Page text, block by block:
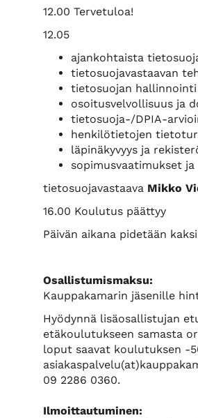
12.00 Tervetuloa!
12.05
ajankohtaista
tietosuojavastaavan
tietosuojan hallinnointi
osoitusvelvollisuus ja
tietosuoja-/DPIA-
henkilötietojen
läpinäkyvyys ja
sopimusvaatimukset
tietosuojavastaava Mikko
16.00 Koulutus päättyy
Päivän aikana pidetään
Osallistumismaksu:
Kauppakamarin jäsenille
Hyödynnä lisäosallistujan
etäkoulutukseen samasta
loput saavat koulutuksen -
09 2286 0360.
Ilmoittautuminen: